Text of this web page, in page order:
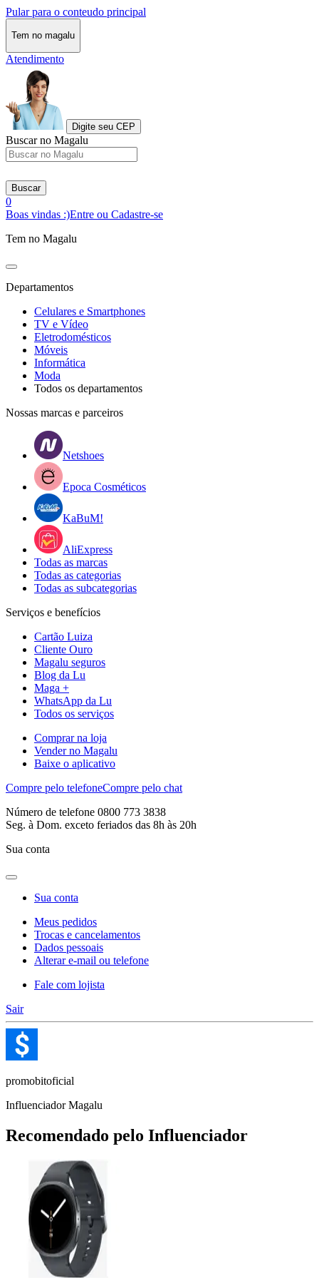
Pular para o conteudo principal
Tem no magalu
Atendimento
Digite seu CEP
Buscar no Magalu
Buscar
0
Boas vindas :)Entre ou Cadastre-se
Tem no Magalu
Departamentos
Celulares e Smartphones
TV e Vídeo
Eletrodomésticos
Móveis
Informática
Moda
Todos os departamentos
Nossas marcas e parceiros
Netshoes
Epoca Cosméticos
KaBuM!
AliExpress
Todas as marcas
Todas as categorias
Todas as subcategorias
Serviços e benefícios
Cartão Luiza
Cliente Ouro
Magalu seguros
Blog da Lu
Maga +
WhatsApp da Lu
Todos os serviços
Comprar na loja
Vender no Magalu
Baixe o aplicativo
Compre pelo telefoneCompre pelo chat
Número de telefone 0800 773 3838
Seg. à Dom. exceto feriados das 8h às 20h
Sua conta
Sua conta
Meus pedidos
Trocas e cancelamentos
Dados pessoais
Alterar e-mail ou telefone
Fale com lojista
Sair
promobitoficial
Influenciador Magalu
Recomendado pelo Influenciador